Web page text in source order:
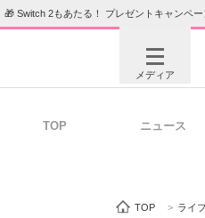
🎁 Switch 2もあたる！ プレゼントキャンペー
メディア
TOP ニュース
TOP > ライ